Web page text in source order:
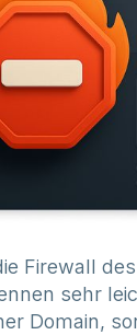
Firewall des
sehr
Domain,